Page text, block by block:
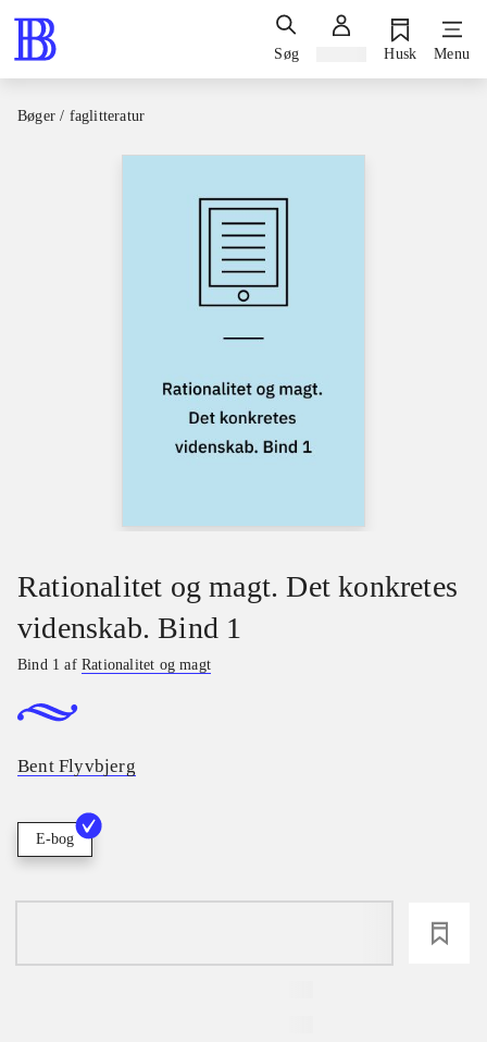
Søg Husk Menu
Bøger / faglitteratur
Rationalitet og magt. Det konkretes
videnskab. Bind 1
Bind 1 afRationalitet og magt
Bent Flyvbjerg
E-bog